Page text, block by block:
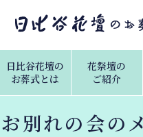
日比谷花壇の
お葬式とは
花祭壇の
ご紹介
お別れの会の